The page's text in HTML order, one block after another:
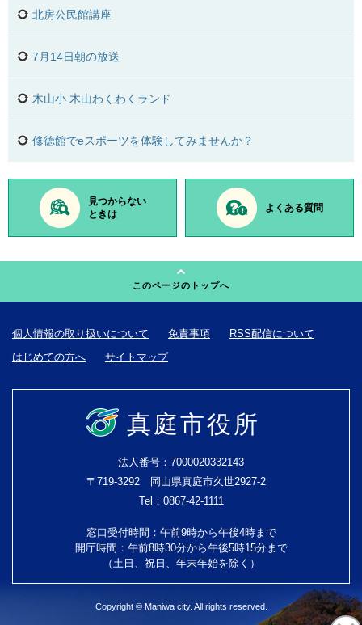
北房公民館講座
7月14日朝の放送
木山小 木山わくわくランド
修徳館でeスポーツを体験してみませんか？
見つからない
ときは
よくある質問
このページのトップへ
個人情報の取り扱いについて 免責事項
RSS配信について
はじめての方へ
サイトマップ
真庭市役所
法人番号：7000020332143
〒719-3292 岡山県真庭市久世2927-2
Tel：0867-42-1111
窓口受付時間：午前9時から午後4時まで
開庁時間：午前8時30分から午後5時15分まで
（土日、祝日、年末年始を除く）
Copyright © Maniwa city. All rights reserved.